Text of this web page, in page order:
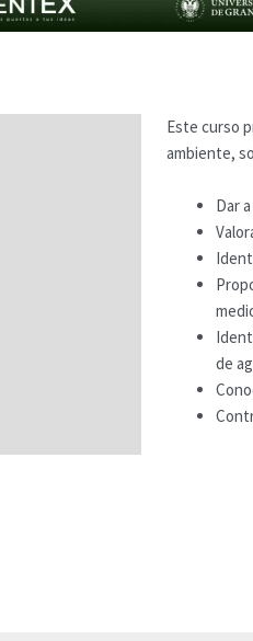
Este curso
ambiente,
Dar
de